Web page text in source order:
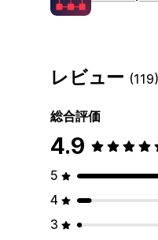
レビュー (119)
総合評価
4.9
5
4
3